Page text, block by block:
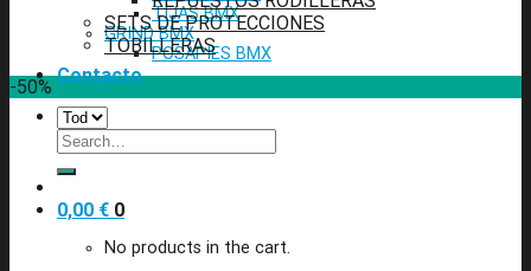
TIJAS BMX
GRIND BMX
POSAPIES BMX
Contacto
Search
for:
0,00 € 0
No products in the cart.
SETS DE PROTECCIONES
TOBILLERAS
-50%